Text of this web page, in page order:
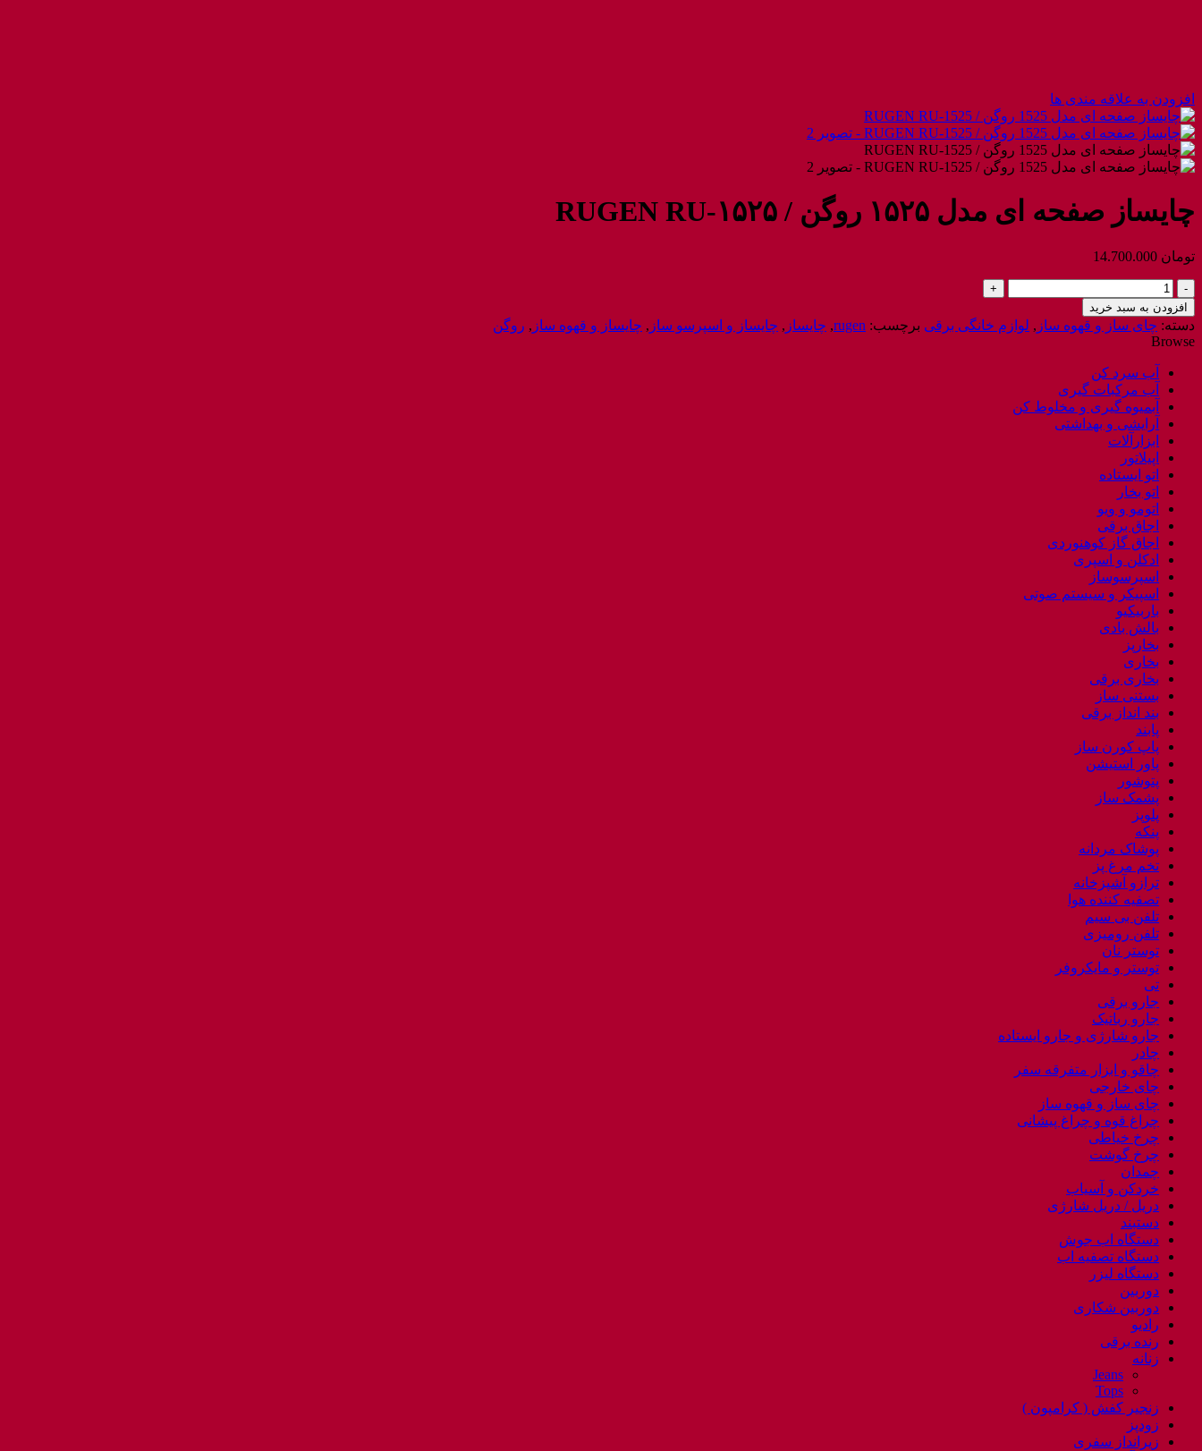
افزودن به علاقه مندی ها
چایساز صفحه ای مدل ۱۵۲۵ روگن / RUGEN RU-۱۵۲۵
تومان
چایساز
صفحه
ای
مدل
روگن
/
RUGEN
RU-
1525
عدد
افزودن به سبد خرید
دسته: چای ساز و قهوه ساز , لوازم خانگی برقی برچسب: rugen
, چایساز , چایساز و اسپرسو ساز , چایساز و قهوه ساز , روگن
Browse
آب سرد کن
آب مرکبات گیری
آبمیوه گیری و مخلوط کن
آرایشی و بهداشتی
ابزارآلات
اپیلاتور
اتو ایستاده
اتو بخار
اتومو و ویو
اجاق برقی
اجاق گاز کوهنوردی
ادکلن و اسپری
اسپرسوساز
اسپیکر و سیستم صوتی
باربیکیو
بالش بادی
بخارپز
بخاری
بخاری برقی
بستنی ساز
بند انداز برقی
پابند
پاپ کورن ساز
پاور استیشن
پتوشور
پشمک ساز
پلوپز
پنکه
پوشاک مردانه
تخم مرغ پز
ترازو آشپزخانه
تصفیه کننده هوا
تلفن بی سیم
تلفن رومیزی
توستر نان
توستر و مایکروفر
تی
جارو برقی
جارو رباتیک
جارو شارژی و جارو ایستاده
چادر
چاقو و ابزار متفرقه سفر
چای خارجی
چای ساز و قهوه ساز
چراغ قوه و چراغ پیشانی
چرخ خیاطی
چرخ گوشت
چمدان
خردکن و آسیاب
دریل / دریل شارژی
دستبند
دستگاه اب جوش
دستگاه تصفیه اب
دستگاه لیزر
دوربین
دوربین شکاری
رادیو
رنده برقی
زنانه
Jeans
Tops
زنجیر کفش ( کرامپون )
زودپز
زیرانداز سفری